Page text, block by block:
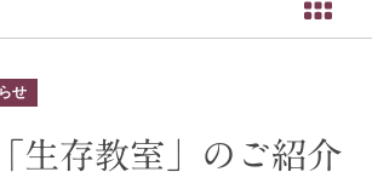
せ
生存教室」のご紹介